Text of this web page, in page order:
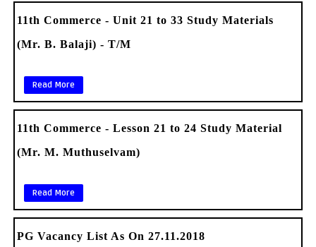
11th Commerce - Unit 21 to 33 Study Materials
(Mr. B. Balaji) - T/M
Read More
11th Commerce - Lesson 21 to 24 Study Material
(Mr. M. Muthuselvam)
Read More
PG Vacancy List As On 27.11.2018